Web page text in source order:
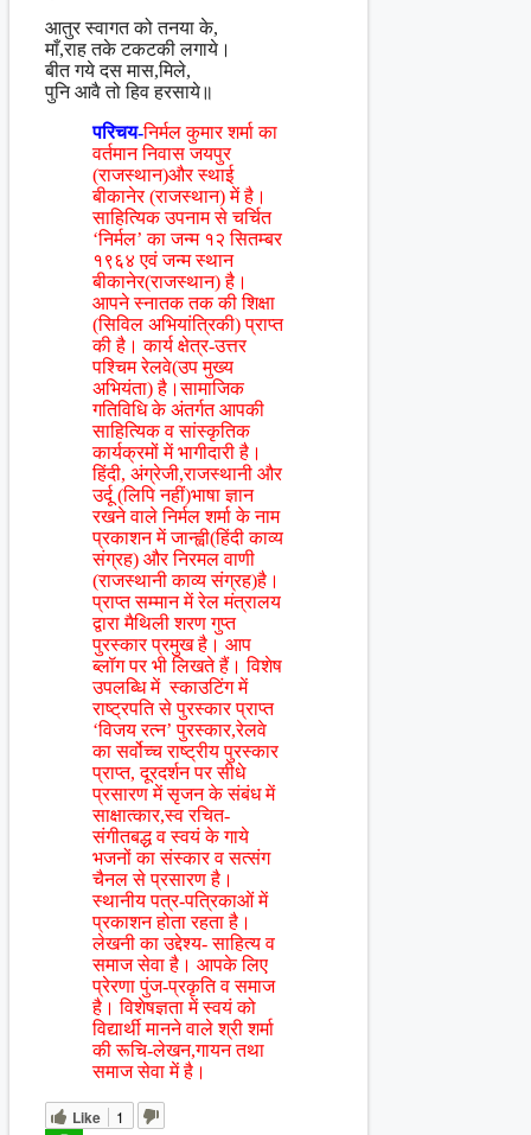
आतुर स्वागत को तनया के,
माँ,राह तके टकटकी लगाये।
बीत गये दस मास,मिले,
पुनि आवै तो हिव हरसाये॥
परिचय-निर्मल कुमार शर्मा का
वर्तमान निवास जयपुर
(राजस्थान)और स्थाई
बीकानेर (राजस्थान) में है।
साहित्यिक उपनाम से चर्चित
‘निर्मल’ का जन्म १२ सितम्बर
१९६४ एवं जन्म स्थान
बीकानेर(राजस्थान) है।
आपने स्नातक तक की शिक्षा
(सिविल अभियांत्रिकी) प्राप्त
की है। कार्य क्षेत्र-उत्तर
पश्चिम रेलवे(उप मुख्य
अभियंता) है।सामाजिक
गतिविधि के अंतर्गत आपकी
साहित्यिक व सांस्कृतिक
कार्यक्रमों में भागीदारी है।
हिंदी, अंग्रेजी,राजस्थानी और
उर्दू (लिपि नहीं)भाषा ज्ञान
रखने वाले निर्मल शर्मा के नाम
प्रकाशन में जान्ह्वी(हिंदी काव्य
संग्रह) और निरमल वाणी
(राजस्थानी काव्य संग्रह)है।
प्राप्त सम्मान में रेल मंत्रालय
द्वारा मैथिली शरण गुप्त
पुरस्कार प्रमुख है। आप
ब्लॉग पर भी लिखते हैं। विशेष
उपलब्धि में स्काउटिंग में
राष्ट्रपति से पुरस्कार प्राप्त
‘विजय रत्न’ पुरस्कार,रेलवे
का सर्वोच्च राष्ट्रीय पुरस्कार
प्राप्त, दूरदर्शन पर सीधे
प्रसारण में सृजन के संबंध में
साक्षात्कार,स्व रचित-
संगीतबद्ध व स्वयं के गाये
भजनों का संस्कार व सत्संग
चैनल से प्रसारण है।
स्थानीय पत्र-पत्रिकाओं में
प्रकाशन होता रहता है।
लेखनी का उद्देश्य- साहित्य व
समाज सेवा है। आपके लिए
प्रेरणा पुंज-प्रकृति व समाज
है। विशेषज्ञता में स्वयं को
विद्यार्थी मानने वाले श्री शर्मा
की रूचि-लेखन,गायन तथा
समाज सेवा में है।
Like 1